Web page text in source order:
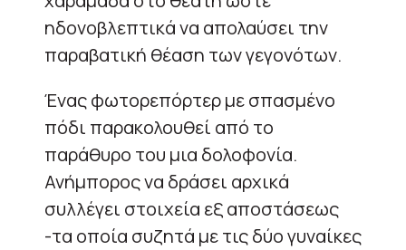
ηδονοβλεπτικά να απολαύσει την
παραβατική θέαση των γεγονότων.
Ένας φωτορεπόρτερ με σπασμένο
πόδι παρακολουθεί από το
παράθυρο του μια δολοφονία.
Ανήμπορος να δράσει αρχικά
συλλέγει στοιχεία εξ αποστάσεως
-τα οποία συζητά με τις δύο γυναίκες